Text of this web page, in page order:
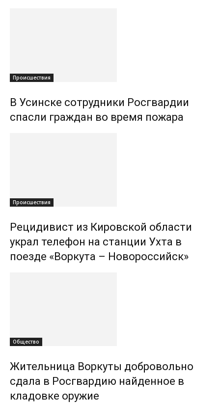
Происшествия
В Усинске сотрудники Росгвардии
спасли граждан во время пожара
Происшествия
Рецидивист из Кировской области
украл телефон на станции Ухта в
поезде «Воркута – Новороссийск»
Общество
Жительница Воркуты добровольно
сдала в Росгвардию найденное в
кладовке оружие